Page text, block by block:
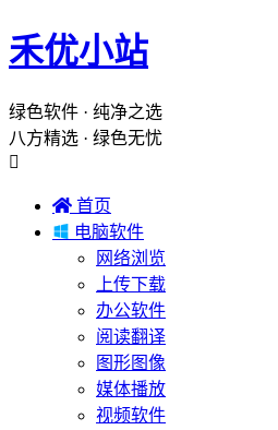
禾优小站
绿色软件 · 纯净之选
八方精选 · 绿色无忧

 首页
 电脑软件
网络浏览
上传下载
办公软件
阅读翻译
图形图像
媒体播放
视频软件